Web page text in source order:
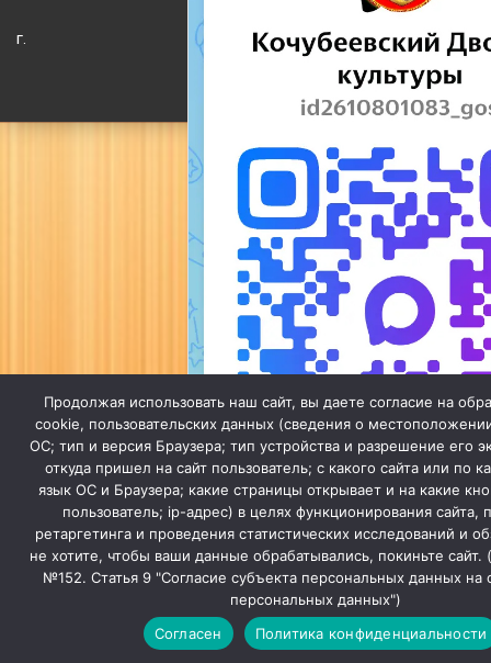
Мы в МАХ
Закрыть
г.
Продолжая использовать наш сайт, вы даете согласие на
cookie, пользовательских данных (сведения о
ОС; тип и версия Браузера; тип устройства и разрешение его
откуда пришел на сайт пользователь; с какого сайта или по
язык ОС и Браузера; какие страницы открывает и на какие
пользователь; ip-адрес) в целях функционирования сайта,
ретаргетинга и проведения статистических исследований и
не хотите, чтобы ваши данные обрабатывались, покиньте
№152. Статья 9 "Согласие субъекта персональных данных на
персональных данных")
Согласен
Политика конфиденциальности